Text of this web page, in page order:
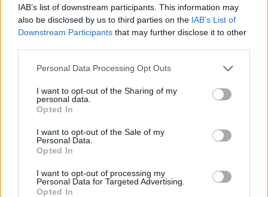
IAB’s list of downstream participants. This information may
also be disclosed by us to third parties on the IAB’s List of
Downstream Participants that may further disclose it to other
Please note that this website/app uses one or more Google
not limited to your visit or usage behaviour. You may click to
grant or deny consent to Google and its third-party tags to
use your data for below specified purposes in below Google
consent section.
Personal Data Processing Opt Outs
I want to opt-out of the Sharing of my
personal data.
Opted In
I want to opt-out of the Sale of my
Personal Data.
Opted In
I want to opt-out of processing my
Personal Data for Targeted Advertising.
Opted In
Το άθλημα της μακροζωίας: Χαρίζει έως και 5
επιπλέον χρόνια ζωής